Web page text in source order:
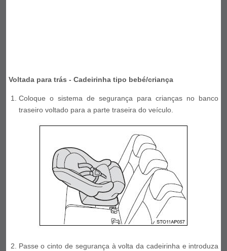
Voltada para trás - Cadeirinha tipo bebé/criança
Coloque o sistema de segurança para crianças no banco
traseiro voltado para a parte traseira do veículo.
Passe o cinto de segurança à volta da cadeirinha e introduza